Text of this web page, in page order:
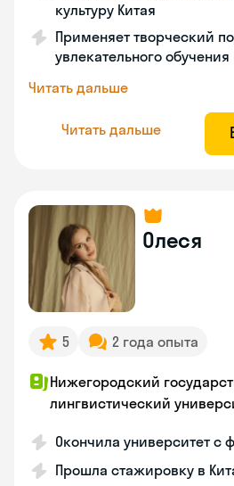
культуру Китая
Применяет творческий
увлекательного обучения
Читать дальше
Читать дальше
Олеся
5 2 года опыта
Нижегородский
лингвистический
Окончила университет с
Прошла стажировку в